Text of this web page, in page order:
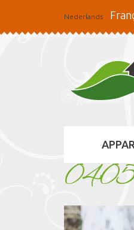
Nederlands
0405